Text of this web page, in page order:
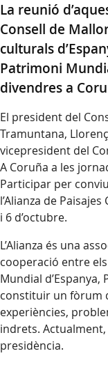
La reunió
Consell de
culturals
Patrimoni
divendres a
El president del
Tramuntana,
vicepresident del
A Coruña a les
Participar per
l’Alianza de
i 6 d’octubre.
L’Alianza és una
cooperació entre
Mundial
constituir un fòrum
experiències,
indrets. Actualment,
presidència.